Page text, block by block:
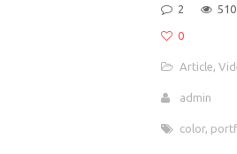
2
0
Article
admin
color,